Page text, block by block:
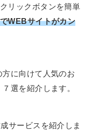
リックボタンを簡単
WEBサイトがカン
に向けて人気のお
選を紹介します。
サービスを紹介しま